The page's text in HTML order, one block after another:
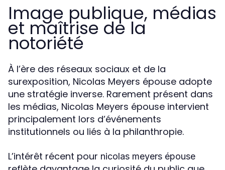
Image publique, médias
et maîtrise de la
notoriété
À l’ère des réseaux sociaux et de la
surexposition, Nicolas Meyers épouse adopte
une stratégie inverse. Rarement présent dans
les médias, Nicolas Meyers épouse intervient
principalement lors d’événements
institutionnels ou liés à la philanthropie.
L’intérêt récent pour nicolas meyers épouse